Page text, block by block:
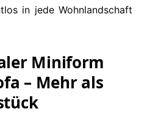
in jede Wohnlandschaft
Miniform
– Mehr als